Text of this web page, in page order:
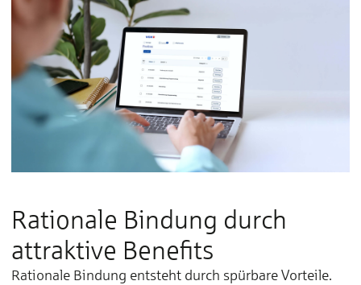
Rationale Bindung durch
attraktive Benefits
Rationale Bindung entsteht durch spürbare Vorteile.